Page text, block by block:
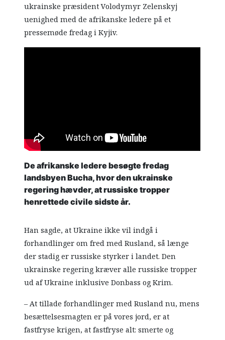
ukrainske præsident Volodymyr Zelenskyj
uenighed med de afrikanske ledere på et
pressemøde fredag i Kyjiv.
De afrikanske ledere besøgte fredag
landsbyen Bucha, hvor den ukrainske
regering hævder, at russiske tropper
henrettede civile sidste år.
Han sagde, at Ukraine ikke vil indgå i
forhandlinger om fred med Rusland, så længe
der stadig er russiske styrker i landet. Den
ukrainske regering kræver alle russiske tropper
ud af Ukraine inklusive Donbass og Krim.
– At tillade forhandlinger med Rusland nu, mens
besættelsesmagten er på vores jord, er at
fastfryse krigen, at fastfryse alt: smerte og